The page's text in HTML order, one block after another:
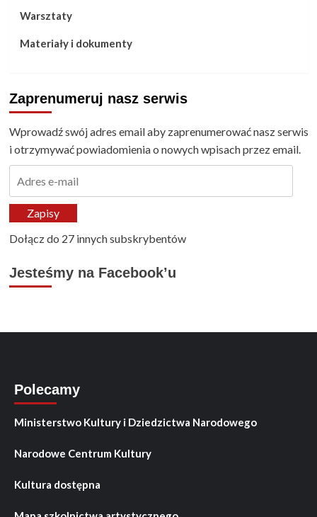
Warsztaty
Materiały i dokumenty
Zaprenumeruj nasz serwis
Wprowadź swój adres email aby zaprenumerować nasz serwis
i otrzymywać powiadomienia o nowych wpisach przez email.
mailZapisy
Dołącz do 27 innych subskrybentów
Jesteśmy na Facebook’u
Polecamy
Ministerstwo Kultury i Dziedzictwa Narodowego
Narodowe Centrum Kultury
Kultura dostępna